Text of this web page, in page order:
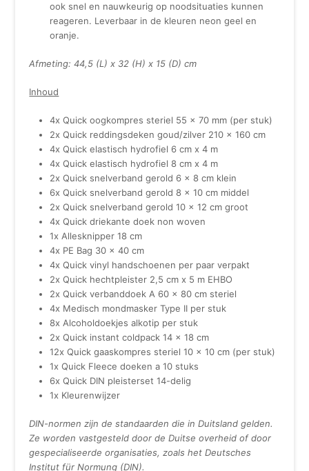
ook snel en nauwkeurig op noodsituaties kunnen
reageren. Leverbaar in de kleuren neon geel en
oranje.
Afmeting: 44,5 (L) x 32 (H) x 15 (D) cm
Inhoud
4x Quick oogkompres steriel 55 x 70 mm (per stuk)
2x Quick reddingsdeken goud/zilver 210 x 160 cm
4x Quick elastisch hydrofiel 6 cm x 4 m
4x Quick elastisch hydrofiel 8 cm x 4 m
2x Quick snelverband gerold 6 x 8 cm klein
6x Quick snelverband gerold 8 x 10 cm middel
2x Quick snelverband gerold 10 x 12 cm groot
4x Quick driekante doek non woven
1x Allesknipper 18 cm
4x PE Bag 30 x 40 cm
4x Quick vinyl handschoenen per paar verpakt
2x Quick hechtpleister 2,5 cm x 5 m EHBO
2x Quick verbanddoek A 60 x 80 cm steriel
4x Medisch mondmasker Type II per stuk
8x Alcoholdoekjes alkotip per stuk
2x Quick instant coldpack 14 x 18 cm
12x Quick gaaskompres steriel 10 x 10 cm (per stuk)
1x Quick Fleece doeken a 10 stuks
6x Quick DIN pleisterset 14-delig
1x Kleurenwijzer
DIN-normen zijn de standaarden die in Duitsland gelden.
Ze worden vastgesteld door de Duitse overheid of door
gespecialiseerde organisaties, zoals het Deutsches
Institut für Normung (DIN).